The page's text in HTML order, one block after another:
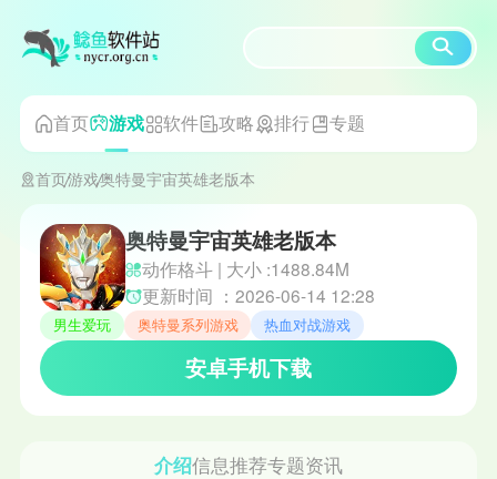
首页 游戏 软件 攻略 排行 专题
首页游戏奥特曼宇宙英雄老版本
奥特曼宇宙英雄老版本
动作格斗 | 大小 :1488.84M
更新时间 ：2026-06-14 12:28
男生爱玩 奥特曼系列游戏 热血对战游戏
安卓手机下载
介绍信息推荐专题资讯